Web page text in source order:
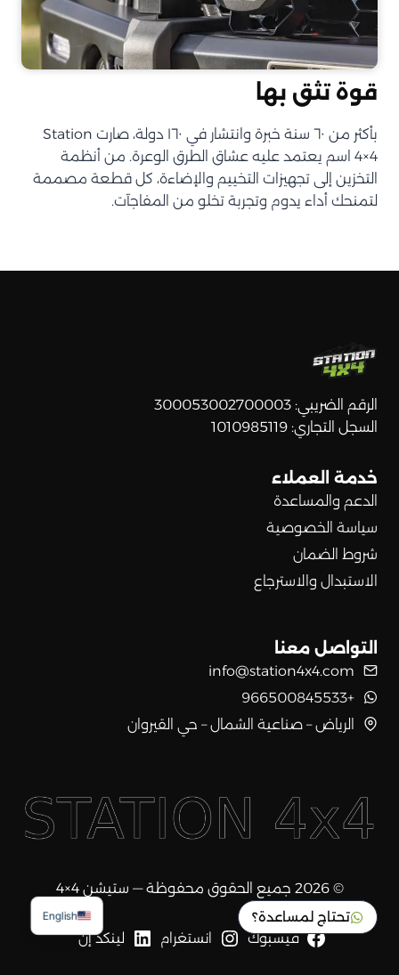
قوة تثق بها
بأكثر من ٦٠ سنة خبرة وانتشار في ١٦٠ دولة، صارت Station
4×4 اسم يعتمد عليه عشاق الطرق الوعرة. من أنظمة
التخزين إلى تجهيزات التخييم والإضاءة، كل قطعة مصممة
لتمنحك أداء يدوم وتجربة تخلو من المفاجآت.
الرقم الضريبي: 300053002700003
السجل التجاري: 1010985119
خدمة العملاء
الدعم والمساعدة
سياسة الخصوصية
شروط الضمان
الاستبدال والاسترجاع
التواصل معنا
info@station4x4.com
+966500845533
الرياض – صناعية الشمال – حي القيروان
© 2026 جميع الحقوق محفوظة — ستيشن 4×4
فيسبوك انستغرام لينكد إن
تحتاج لمساعدة؟ English